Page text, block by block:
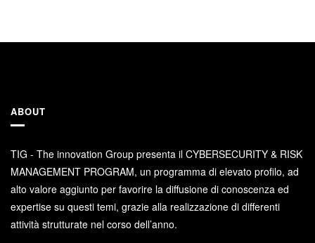
ABOUT
TIG - The innovation Group presenta il CYBERSECURITY & RISK
MANAGEMENT PROGRAM, un programma di elevato profilo, ad
alto valore aggiunto per favorire la diffusione di conoscenza ed
expertise su questi temi, grazie alla realizzazione di differenti
attività strutturate nel corso dell’anno.